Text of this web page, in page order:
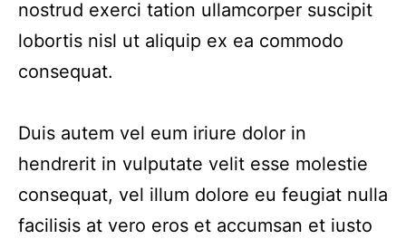
nostrud exerci tation ullamcorper suscipit
lobortis nisl ut aliquip ex ea commodo
consequat.
Duis autem vel eum iriure dolor in
hendrerit in vulputate velit esse molestie
consequat, vel illum dolore eu feugiat nulla
facilisis at vero eros et accumsan et iusto